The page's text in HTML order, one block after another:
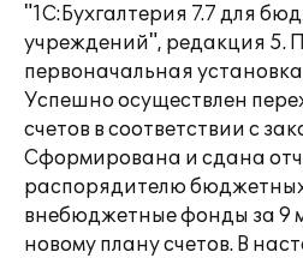
"1С:Бухгалтерия 7.7 для
учреждений", редакция 5.
первоначальная
Успешно осуществлен
счетов в соответствии с
Сформирована и сдана
распорядителю
внебюджетные фонды за 9
новому плану счетов. В